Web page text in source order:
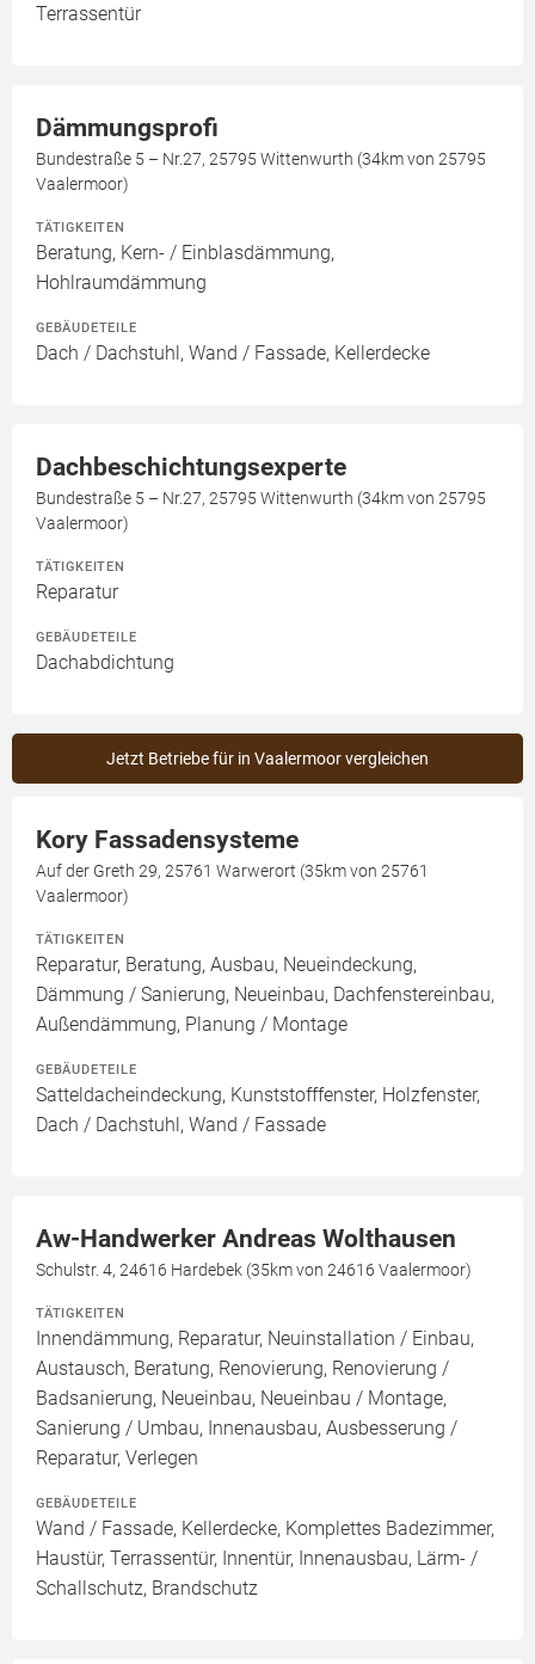
Terrassentür
Dämmungsprofi
Bundestraße 5 – Nr.27, 25795 Wittenwurth (34km von 25795
Vaalermoor)
TÄTIGKEITEN
Beratung, Kern- / Einblasdämmung,
Hohlraumdämmung
GEBÄUDETEILE
Dach / Dachstuhl, Wand / Fassade, Kellerdecke
Dachbeschichtungsexperte
Bundestraße 5 – Nr.27, 25795 Wittenwurth (34km von 25795
Vaalermoor)
TÄTIGKEITEN
Reparatur
GEBÄUDETEILE
Dachabdichtung
Jetzt Betriebe für in Vaalermoor vergleichen
Kory Fassadensysteme
Auf der Greth 29, 25761 Warwerort (35km von 25761
Vaalermoor)
TÄTIGKEITEN
Reparatur, Beratung, Ausbau, Neueindeckung,
Dämmung / Sanierung, Neueinbau, Dachfenstereinbau,
Außendämmung, Planung / Montage
GEBÄUDETEILE
Satteldacheindeckung, Kunststofffenster, Holzfenster,
Dach / Dachstuhl, Wand / Fassade
Aw-Handwerker Andreas Wolthausen
Schulstr. 4, 24616 Hardebek (35km von 24616 Vaalermoor)
TÄTIGKEITEN
Innendämmung, Reparatur, Neuinstallation / Einbau,
Austausch, Beratung, Renovierung, Renovierung /
Badsanierung, Neueinbau, Neueinbau / Montage,
Sanierung / Umbau, Innenausbau, Ausbesserung /
Reparatur, Verlegen
GEBÄUDETEILE
Wand / Fassade, Kellerdecke, Komplettes Badezimmer,
Haustür, Terrassentür, Innentür, Innenausbau, Lärm- /
Schallschutz, Brandschutz